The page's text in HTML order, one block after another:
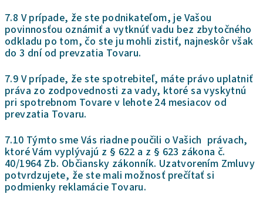
7.8 V prípade, že ste podnikateľom, je Vašou
povinnosťou oznámiť a vytknúť vadu bez zbytočného
odkladu po tom, čo ste ju mohli zistiť, najneskôr však
do 3 dní od prevzatia Tovaru.
7.9 V prípade, že ste spotrebiteľ, máte právo uplatniť
práva zo zodpovednosti za vady, ktoré sa vyskytnú
pri spotrebnom Tovare v lehote 24 mesiacov od
prevzatia Tovaru.
7.10 Týmto sme Vás riadne poučili o Vašich právach,
ktoré Vám vyplývajú z § 622 a z § 623 zákona č.
40/1964 Zb. Občiansky zákonník. Uzatvorením Zmluvy
potvrdzujete, že ste mali možnosť prečítať si
podmienky reklamácie Tovaru.